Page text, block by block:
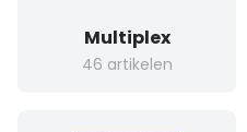
Multiplex
46 artikelen